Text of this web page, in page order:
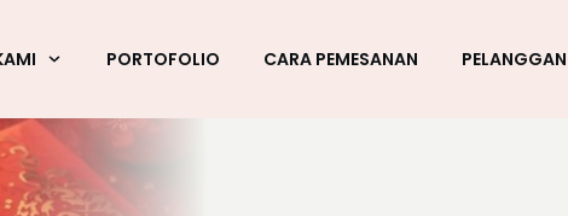
PORTOFOLIO CARA PEMESANAN PELANGGAN